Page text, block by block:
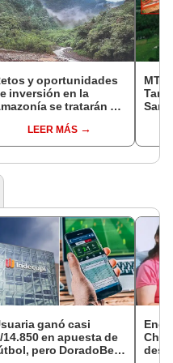
y oportunidades
inversión en la
se tratarán en
LEER MÁS
San
ganó casi
14.850 en apuesta de
pero DoradoBet